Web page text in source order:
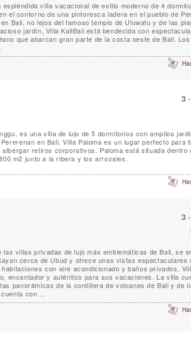
espléndida villa vacacional de estilo moderno de 4
el contorno de una pintoresca ladera en el pueblo de
Bali, no lejos del famoso templo de Uluwatu y de las
jardín, Villa KaliBali está bendecida con
que abarcan gran parte de la costa oeste de Bali.
3
es una villa de lujo de 5 dormitorios con amplios
en Bali. Villa Paloma es un lugar perfecto para
albergar retiros corporativos. Paloma está situada dentro
m2 junto a la ribera y los arrozales.
3
las villas privadas de lujo más emblemáticas de Bali, se
cerca de Ubud y ofrece unas vistas espectaculares
con aire acondicionado y baños privados,
encantador y auténtico para sus vacaciones. La villa
panorámicas de la cordillera de volcanes de Bali y de
con ...